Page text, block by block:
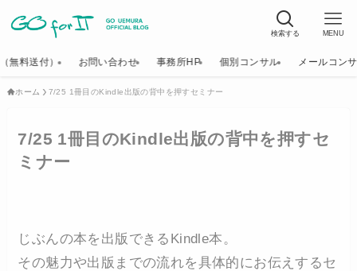
検索する MENU
無料送付） お問い合わせ 事務所HP 個別コンサル メールコン
ホーム 7/25 1冊目のKindle出版の背中を押すセミナー
7/25 1冊目のKindle出版の背中を押すセ
ミナー
じぶんの本を出版できるKindle本。
その魅力や出版までの流れを具体的にお伝えするセ